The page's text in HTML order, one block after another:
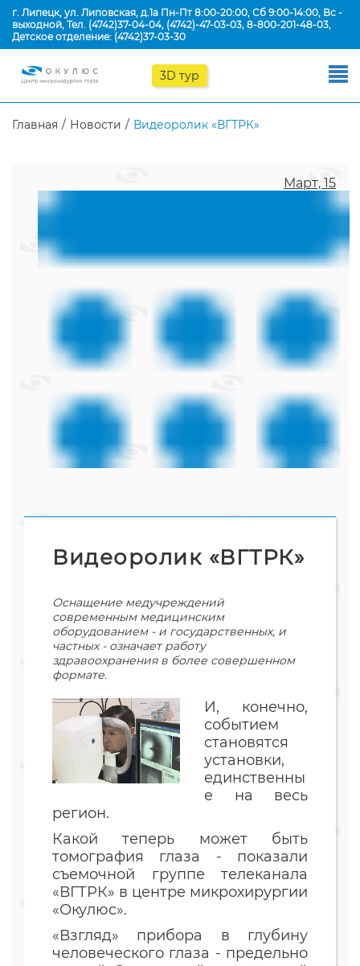
г. Липецк, ул. Липовская, д.1а Пн-Пт 8:00-20:00, Сб 9:00-14:00, Вс -
выходной, Тел. (4742)37-04-04, (4742)-47-03-03, 8-800-201-48-03,
Детское отделение: (4742)37-03-30
3D тур
Главная Новости Видеоролик «ВГТРК»
Март, 15
Видеоролик «ВГТРК»
Оснащение медучреждений
современным медицинским
оборудованием - и государственных, и
частных - означает работу
здравоохранения в более совершенном
формате.
И, конечно,
событием
становятся
установки,
единственны
е на весь
регион.
Какой теперь может быть
томография глаза - показали
съемочной группе телеканала
«ВГТРК» в центре микрохирургии
«Окулюс».
«Взгляд» прибора в глубину
человеческого глаза - предельно